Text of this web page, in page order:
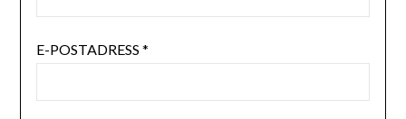
E-POSTADRESS *